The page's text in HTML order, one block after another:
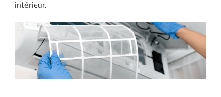
intérieur.